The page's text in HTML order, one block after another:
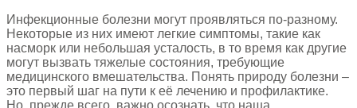
Инфекционные болезни могут проявляться по-разному.
Некоторые из них имеют легкие симптомы, такие как
насморк или небольшая усталость, в то время как другие
могут вызвать тяжелые состояния, требующие
медицинского вмешательства. Понять природу болезни –
это первый шаг на пути к её лечению и профилактике.
Но, прежде всего, важно осознать, что наша